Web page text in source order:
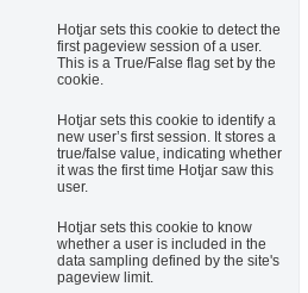
Hotjar sets this cookie to detect the
first pageview session of a user.
This is a True/False flag set by the
cookie.
Hotjar sets this cookie to identify a
new user’s first session. It stores a
true/false value, indicating whether
it was the first time Hotjar saw this
user.
Hotjar sets this cookie to know
whether a user is included in the
data sampling defined by the site's
pageview limit.